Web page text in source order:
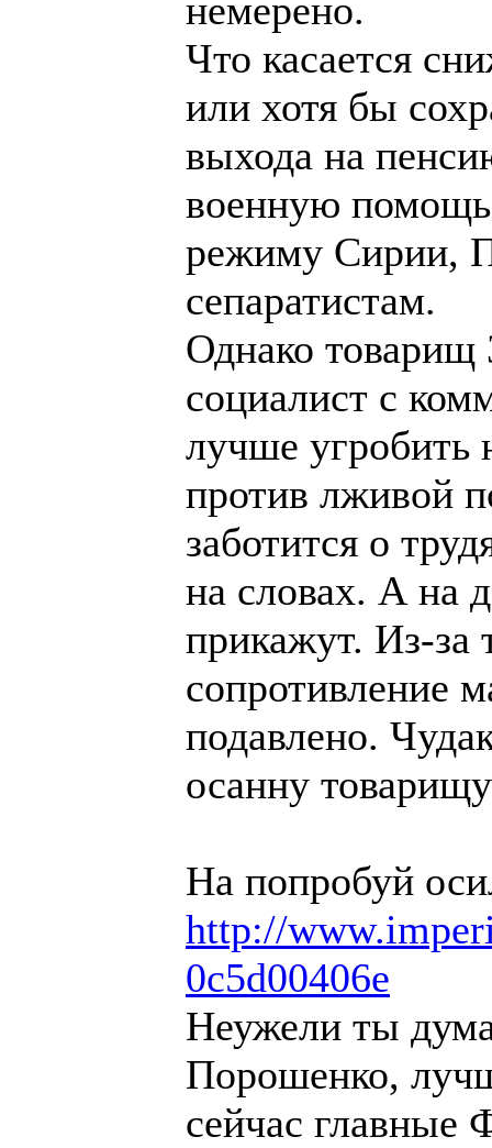
немерено.
Что касается
или хотя бы
выхода на
военную помощь
режиму Сирии,
сепаратистам.
Однако
социалист с
лучше угробить
против лживой
заботится о
на словах. А на
прикажут. Из-за
сопротивление
подавлено.
осанну
На попробуй
http://
0c5d00406e
Неужели ты
Порошенко,
сейчас